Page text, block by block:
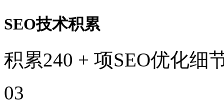
SEO技术积累
积累240 + 项SEO优化细
03